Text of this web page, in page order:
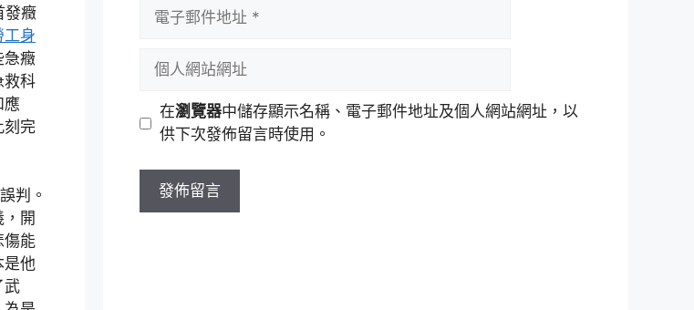
發癥
工身
急癥
救科
應
刻完
誤判。
開
傷能
是他
武
址
站
址
在瀏覽器中儲存顯示名稱、電子郵件地址及個人網站網址，以
供下次發佈留言時使用。